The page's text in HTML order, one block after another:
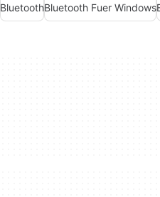
BluetoothBluetooth Fuer Windows